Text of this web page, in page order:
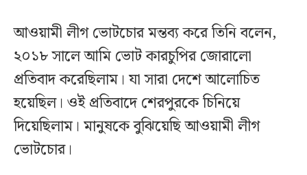
আওয়ামী লীগ ভোটচোর মন্তব্য করে তিনি বলেন,
২০১৮ সালে আমি ভোট কারচুপির জোরালো
প্রতিবাদ করেছিলাম। যা সারা দেশে আলোচিত
হয়েছিল। ওই প্রতিবাদে শেরপুরকে চিনিয়ে
দিয়েছিলাম। মানুষকে বুঝিয়েছি আওয়ামী লীগ
ভোটচোর।